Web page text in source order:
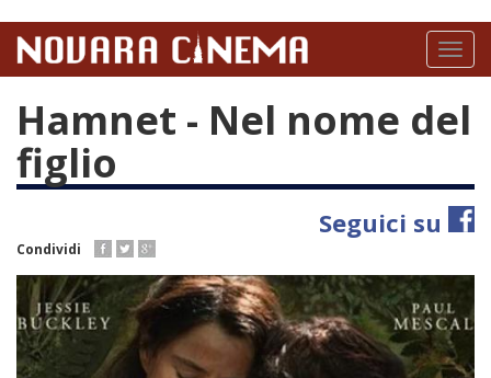
contenuto
Toggle
Hamnet - Nel nome del
figlio
Seguici su
Condividi